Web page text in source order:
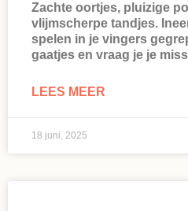
Zachte oortjes, pluizige
vlijmscherpe tandjes.
spelen in je vingers
gaatjes en vraag je je
LEES MEER
18 juni, 2025